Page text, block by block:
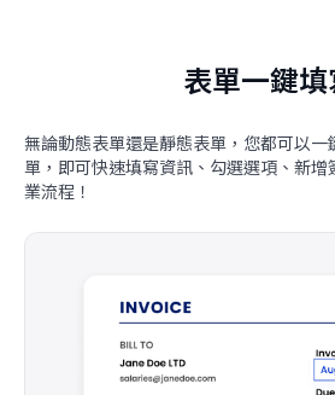
表單一鍵填
無論動態表單還是靜態表單，您都可以
單，即可快速填寫資訊、勾選選項、新
業流程！